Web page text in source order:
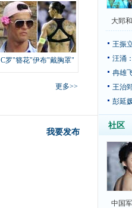
C罗"簪花"伊布"戴胸罩"
更多>>
我要发布
大郅
王振
汪涌
冉雄
王治
彭延
社区
中国